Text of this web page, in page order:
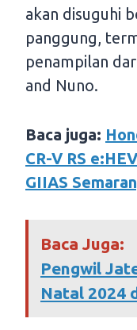
akan disuguhi
panggung,
penampilan
and Nuno.
Baca juga:
CR-V RS
GIIAS
Baca Juga:
Pengwil
Natal 2024